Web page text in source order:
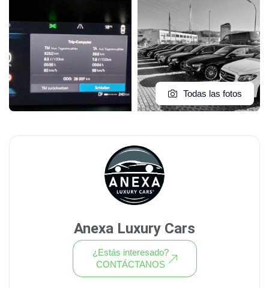
Todas las fotos
Anexa Luxury Cars
¿Estás interesado?
CONTÁCTANOS